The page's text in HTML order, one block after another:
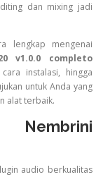
dan mixing jadi
lengkap mengenai
v1.0.0 completo
instalasi, hingga
untuk Anda yang
alat terbaik.
Nembrini
audio berkualitas